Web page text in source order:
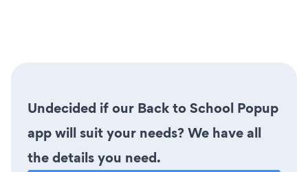
Undecided if our Back to School Popup
app will suit your needs? We have all
the details you need.